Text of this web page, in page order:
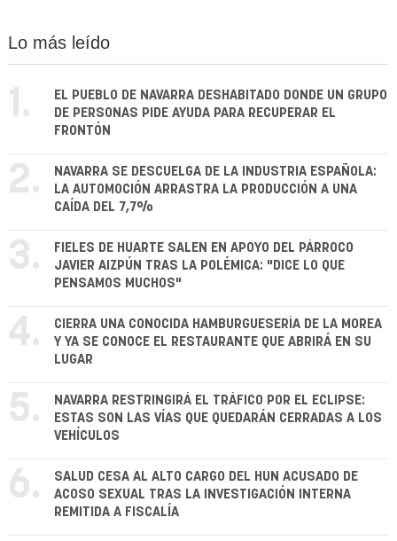
Lo más leído
1.
EL PUEBLO DE NAVARRA DESHABITADO DONDE UN GRUPO
DE PERSONAS PIDE AYUDA PARA RECUPERAR EL
FRONTÓN
2.
NAVARRA SE DESCUELGA DE LA INDUSTRIA ESPAÑOLA:
LA AUTOMOCIÓN ARRASTRA LA PRODUCCIÓN A UNA
CAÍDA DEL 7,7%
3.
FIELES DE HUARTE SALEN EN APOYO DEL PÁRROCO
JAVIER AIZPÚN TRAS LA POLÉMICA: "DICE LO QUE
PENSAMOS MUCHOS"
4.
CIERRA UNA CONOCIDA HAMBURGUESERÍA DE LA MOREA
Y YA SE CONOCE EL RESTAURANTE QUE ABRIRÁ EN SU
LUGAR
5.
NAVARRA RESTRINGIRÁ EL TRÁFICO POR EL ECLIPSE:
ESTAS SON LAS VÍAS QUE QUEDARÁN CERRADAS A LOS
VEHÍCULOS
6.
SALUD CESA AL ALTO CARGO DEL HUN ACUSADO DE
ACOSO SEXUAL TRAS LA INVESTIGACIÓN INTERNA
REMITIDA A FISCALÍA